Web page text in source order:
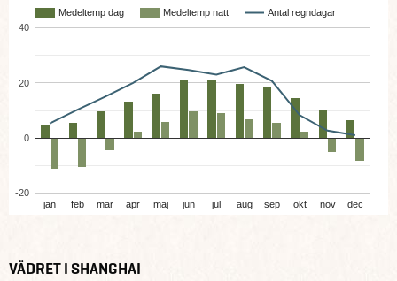
Medeltemp dag Medeltemp natt Antal regndagar
jan feb mar apr maj jun jul aug sep okt nov dec
-20
0
20
40
VÄDRET I SHANGHAI